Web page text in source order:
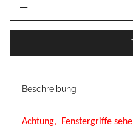
Beschreibung
Achtung, Fenstergriffe